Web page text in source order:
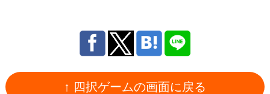
↑ 四択ゲームの画面に戻る